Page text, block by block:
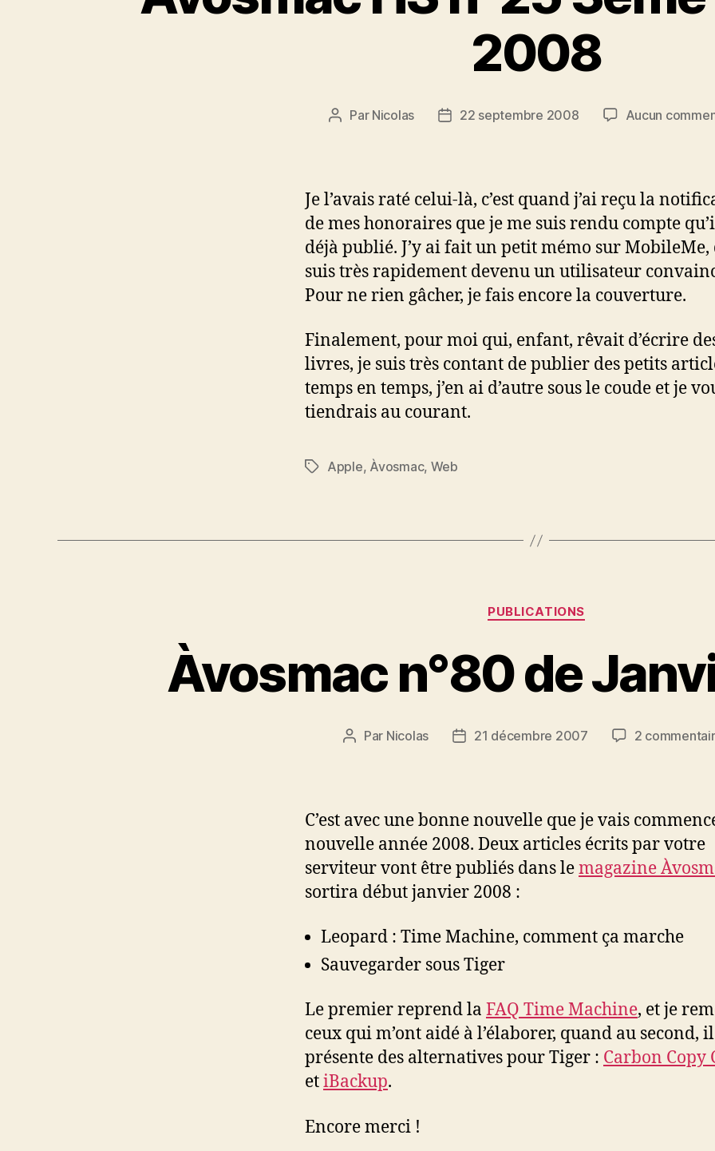
2008
Auteur
Par Nicolas
Date22 septembre 2008 Aucun
Je l’avais raté celui-là, c’est quand j’ai reçu la
de mes honoraires que je me suis rendu compte
déjà publié. J’y ai fait un petit mémo sur MobileMe,
suis très rapidement devenu un utilisateur
Pour ne rien gâcher, je fais encore la couverture.
Finalement, pour moi qui, enfant, rêvait d’écrire
livres, je suis très contant de publier des petits
temps en temps, j’en ai d’autre sous le coude et je
tiendrais au courant.
Étiquettes
Apple, Àvosmac, Web
Catégories
PUBLICATIONS
Àvosmac n°80 de
Auteur
Par Nicolas
Date21 décembre 2007 2
C’est avec une bonne nouvelle que je vais
nouvelle année 2008. Deux articles écrits par votre
serviteur vont être publiés dans lemagazine
sortira début janvier 2008 :
Leopard : Time Machine, comment ça marche
Sauvegarder sous Tiger
Le premier reprend la FAQ Time Machine, et je
ceux qui m’ont aidé à l’élaborer, quand au second, il
présente des alternatives pour Tiger : Carbon Copy
etiBackup.
Encore merci !